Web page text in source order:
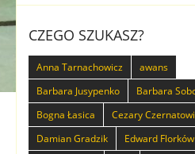
CZEGO SZUKASZ?
Anna Tarnachowicz
awans
Barbara Jusypenko
Barbara
Bogna Łasica
Cezary
Damian Gradzik
Edward Florków